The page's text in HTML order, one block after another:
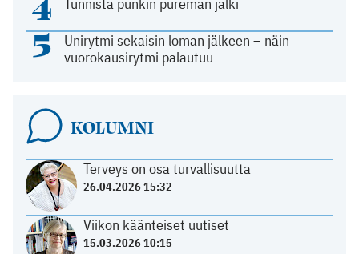
Tunnista punkin pureman jälki
5
Unirytmi sekaisin loman jälkeen – näin
vuorokausirytmi palautuu
KOLUMNI
Terveys on osa turvallisuutta
26.04.2026 15:32
Viikon käänteiset uutiset
15.03.2026 10:15